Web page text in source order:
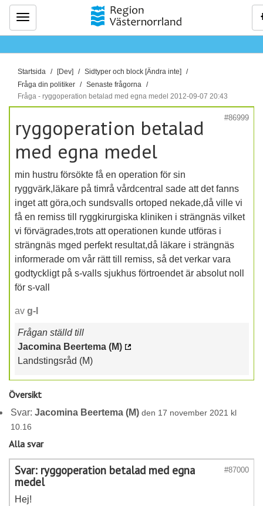
Meny
D
u
ä
h
ä
r
:
Startsida [Dev]
Sidtyper och block [Ändra inte]
Fråga din politiker
Senaste frågorna
Fråga - ryggoperation betalad med egna medel 2012-09-07 20:43
#86999
ryggoperation betalad
med egna medel
min hustru försökte få en operation för sin
ryggvärk,läkare på timrå vårdcentral sade att det fanns
inget att göra,och sundsvalls ortoped nekade,då ville vi
få en remiss till ryggkirurgiska kliniken i strängnäs vilket
vi förvägrades,trots att operationen kunde utföras i
strängnäs mged perfekt resultat,då läkare i strängnäs
informerade om vår rätt till remiss, så det verkar vara
godtyckligt på s-valls sjukhus förtroendet är absolut noll
för s-vall
av g-l
Frågan ställd till
Jacomina Beertema (M)
Landstingsråd (M)
Översikt
Svar:Jacomina Beertema (M) den 17 november 2021 kl
10.16
Alla svar
#87000
Svar: ryggoperation betalad med egna
medel
Hej!